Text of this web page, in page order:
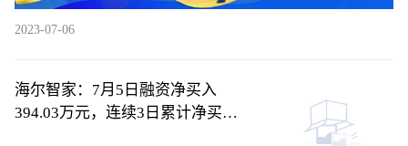
2023-07-06
海尔智家：7月5日融资净买入
394.03万元，连续3日累计净买入